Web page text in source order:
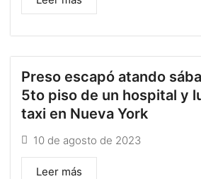
Preso escapó atando
5to piso de un hospital y
taxi en Nueva York
10 de agosto de 2023
Leer más